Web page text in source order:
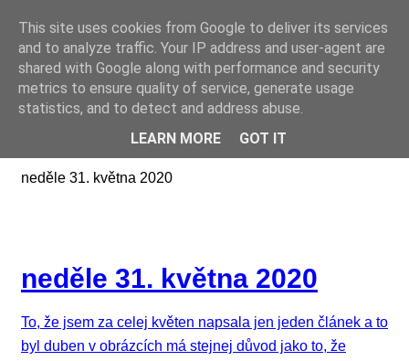
Online casino CZ
neděle 31. května 2020
neděle 31. května 2020
To, že jsem za celej květen napsala jen jeden článek a to
byl duben v obrázcích má stejnej důvod jako to, že
This site uses cookies from Google to deliver its services
and to analyze traffic. Your IP address and user-agent are
shared with Google along with performance and security
metrics to ensure quality of service, generate usage
statistics, and to detect and address abuse.
LEARN MORE
GOT IT